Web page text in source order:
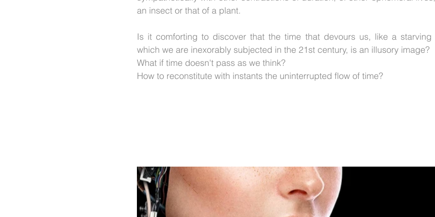
an insect or that of a plant.
Is it comforting to discover that the time that devours us, like a
which we are inexorably subjected in the 21st century, is an illusory image?
What if time doesn't pass as we think?
How to reconstitute with instants the uninterrupted flow of time?